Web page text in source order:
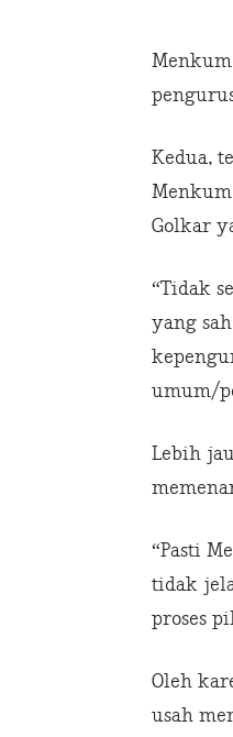
Kedua,
Golkar
“Tidak
yang
umum/
Lebih
“Pasti
tidak
proses
Oleh
usah